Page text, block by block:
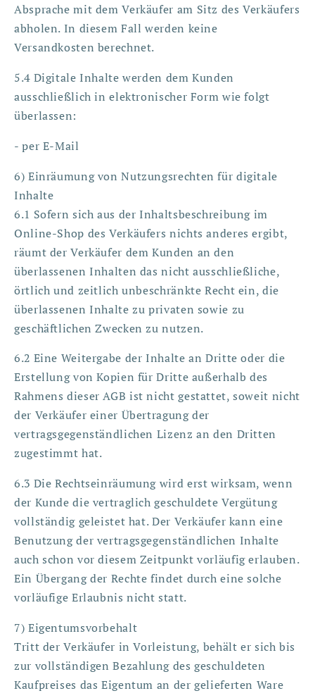
Absprache mit dem Verkäufer am Sitz des Verkäufers
abholen. In diesem Fall werden keine
Versandkosten berechnet.
5.4 Digitale Inhalte werden dem Kunden
ausschließlich in elektronischer Form wie folgt
überlassen:
- per E-Mail
6) Einräumung von Nutzungsrechten für digitale
Inhalte
6.1 Sofern sich aus der Inhaltsbeschreibung im
Online-Shop des Verkäufers nichts anderes ergibt,
räumt der Verkäufer dem Kunden an den
überlassenen Inhalten das nicht ausschließliche,
örtlich und zeitlich unbeschränkte Recht ein, die
überlassenen Inhalte zu privaten sowie zu
geschäftlichen Zwecken zu nutzen.
6.2 Eine Weitergabe der Inhalte an Dritte oder die
Erstellung von Kopien für Dritte außerhalb des
Rahmens dieser AGB ist nicht gestattet, soweit nicht
der Verkäufer einer Übertragung der
vertragsgegenständlichen Lizenz an den Dritten
zugestimmt hat.
6.3 Die Rechtseinräumung wird erst wirksam, wenn
der Kunde die vertraglich geschuldete Vergütung
vollständig geleistet hat. Der Verkäufer kann eine
Benutzung der vertragsgegenständlichen Inhalte
auch schon vor diesem Zeitpunkt vorläufig erlauben.
Ein Übergang der Rechte findet durch eine solche
vorläufige Erlaubnis nicht statt.
7) Eigentumsvorbehalt
Tritt der Verkäufer in Vorleistung, behält er sich bis
zur vollständigen Bezahlung des geschuldeten
Kaufpreises das Eigentum an der gelieferten Ware